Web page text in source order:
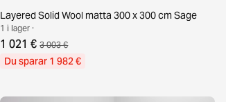
Layered Solid Wool matta 300 x 300 cm Sage
1 i lager ·
1 021 € 3 003 €
Du sparar 1 982 €